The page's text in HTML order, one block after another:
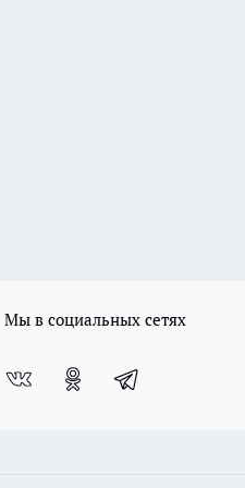
Мы в социальных сетях